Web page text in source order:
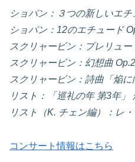
ショパン：３つの新しいエチ
ショパン：12のエチュード
スクリャービン：プレリュー
スクリャービン：幻想曲
スクリャービン：詩曲「焔に
リスト：「巡礼の年 第3年」
リスト（K. チェン編）：レ
コンサート情報はこちら